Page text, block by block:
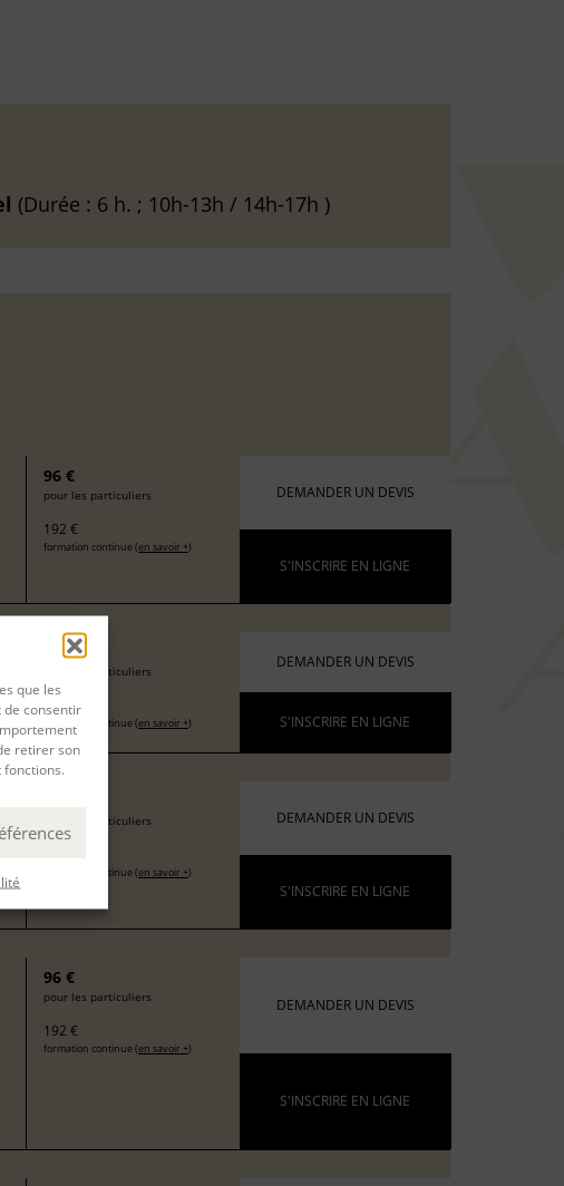
que les
de consentir
retirer son
(Durée : 6 h. ; 10h-13h / 14h-17h )
96 €
pour les particuliers
192 €
formation continue (en savoir +)
DEMANDER UN DEVIS
S'INSCRIRE EN LIGNE
136 €
pour les particuliers
272 €
formation continue (en savoir +)
DEMANDER UN DEVIS
S'INSCRIRE EN LIGNE
pour les particuliers
formation continue (en savoir +)
DEMANDER UN DEVIS
S'INSCRIRE EN LIGNE
96 €
pour les particuliers
192 €
formation continue (en savoir +)
DEMANDER UN DEVIS
S'INSCRIRE EN LIGNE